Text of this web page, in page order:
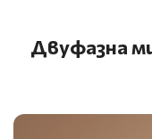
Двуфазна